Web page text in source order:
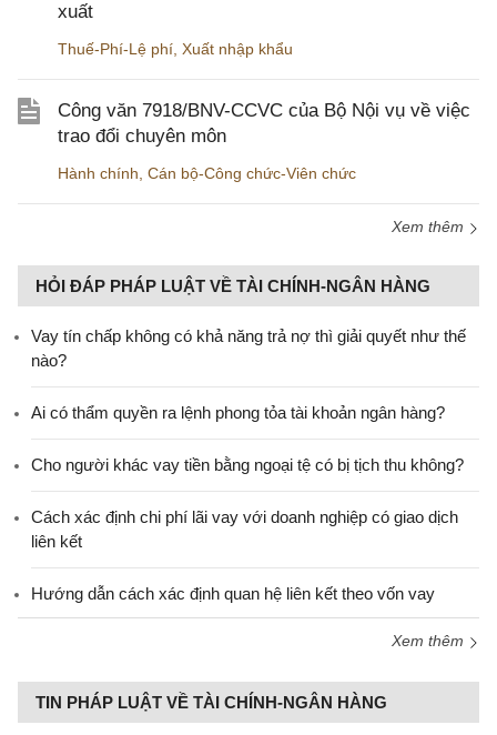
xuất
Thuế-Phí-Lệ phí, Xuất nhập khẩu
Công văn 7918/BNV-CCVC của Bộ Nội vụ về việc
trao đổi chuyên môn
Hành chính, Cán bộ-Công chức-Viên chức
Xem thêm
HỎI ĐÁP PHÁP LUẬT VỀ TÀI CHÍNH-NGÂN HÀNG
Vay tín chấp không có khả năng trả nợ thì giải quyết như thế
nào?
Ai có thẩm quyền ra lệnh phong tỏa tài khoản ngân hàng?
Cho người khác vay tiền bằng ngoại tệ có bị tịch thu không?
Cách xác định chi phí lãi vay với doanh nghiệp có giao dịch
liên kết
Hướng dẫn cách xác định quan hệ liên kết theo vốn vay
Xem thêm
TIN PHÁP LUẬT VỀ TÀI CHÍNH-NGÂN HÀNG